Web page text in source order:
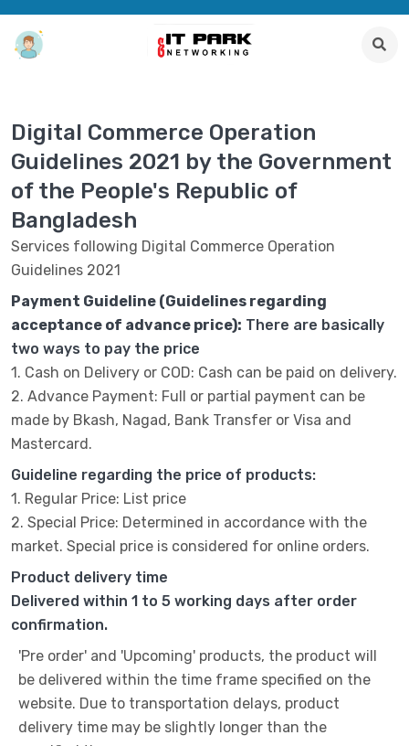
Digital Commerce Operation
Guidelines 2021 by the Government
of the People's Republic of
Bangladesh
Services following Digital Commerce Operation
Guidelines 2021
Payment Guideline (Guidelines regarding
acceptance of advance price): There are basically
two ways to pay the price
1. Cash on Delivery or COD: Cash can be paid on delivery.
2. Advance Payment: Full or partial payment can be
made by Bkash, Nagad, Bank Transfer or Visa and
Mastercard.
Guideline regarding the price of products:
1. Regular Price: List price
2. Special Price: Determined in accordance with the
market. Special price is considered for online orders.
Product delivery time
Delivered within 1 to 5 working days after order
confirmation.
'Pre order' and 'Upcoming' products, the product will
be delivered within the time frame specified on the
website. Due to transportation delays, product
delivery time may be slightly longer than the